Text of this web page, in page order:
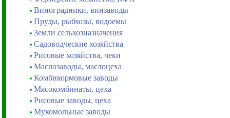
• Виноградники, винзаводы
• Пруды, рыбхозы, водоемы
• Земли сельхозназначения
• Садоводческие хозяйства
• Рисовые хозяйства, чеки
• Маслозаводы, маслоцеха
• Комбикормовые заводы
• Мясокомбинаты, цеха
• Рисовые заводы, цеха
• Мукомольные заводы